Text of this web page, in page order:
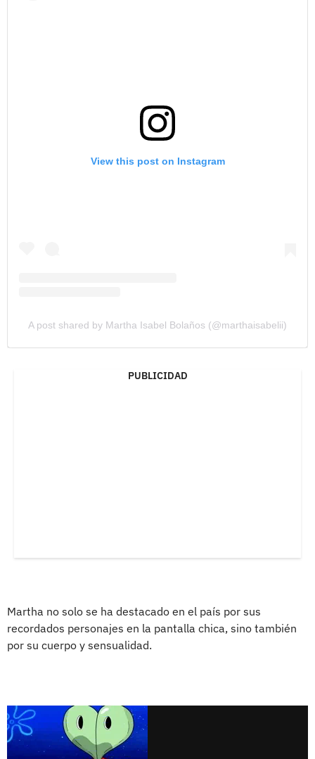
View this post on Instagram
A post shared by Martha Isabel Bolaños (@marthaisabelii)
PUBLICIDAD
Martha no solo se ha destacado en el país por sus
recordados personajes en la pantalla chica, sino también
por su cuerpo y sensualidad.